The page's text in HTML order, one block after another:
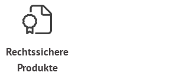
Rechtssichere
Produkte